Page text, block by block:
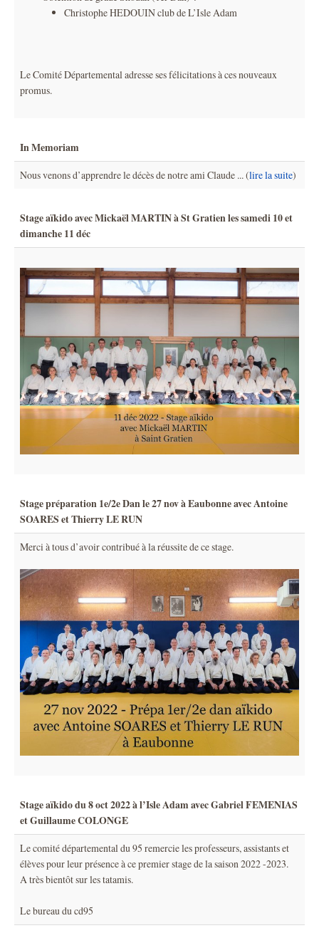
Christophe HEDOUIN club de L’Isle Adam
Le Comité Départemental adresse ses félicitations à ces nouveaux
promus.
In Memoriam
Nous venons d’apprendre le décès de notre ami Claude ... (lire la suite)
Stage aïkido avec Mickaël MARTIN à St Gratien les samedi 10 et
dimanche 11 déc
Stage préparation 1e/2e Dan le 27 nov à Eaubonne avec Antoine
SOARES et Thierry LE RUN
Merci à tous d’avoir contribué à la réussite de ce stage.
Stage aïkido du 8 oct 2022 à l’Isle Adam avec Gabriel FEMENIAS
et Guillaume COLONGE
Le comité départemental du 95 remercie les professeurs, assistants et
élèves pour leur présence à ce premier stage de la saison 2022 -2023.
A très bientôt sur les tatamis.
Le bureau du cd95